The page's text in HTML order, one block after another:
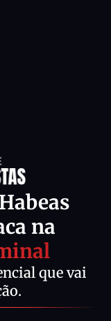
na
que vai